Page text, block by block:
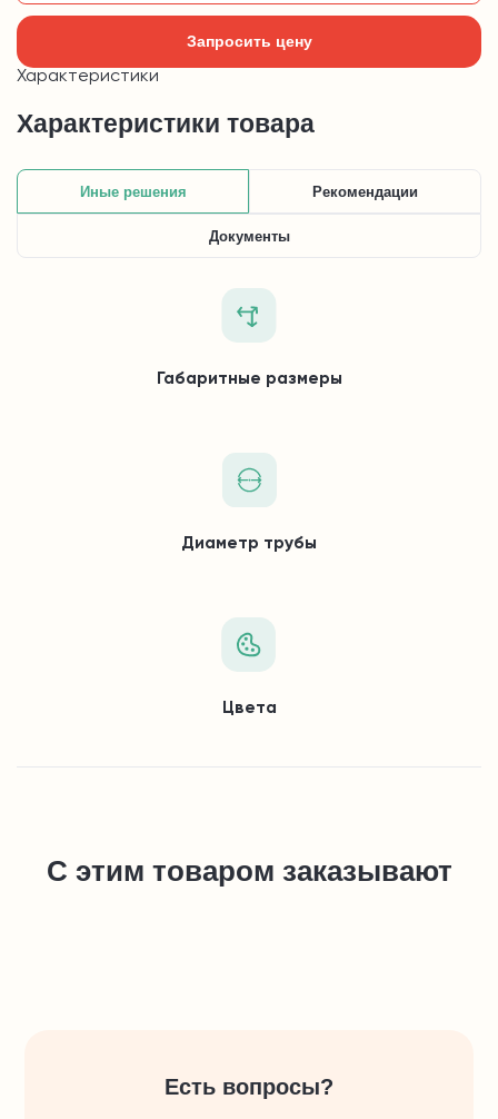
Запросить цену
Характеристики
Характеристики товара
Иные решения Рекомендации
Документы
Габаритные размеры
Диаметр трубы
Цвета
С этим товаром заказывают
Есть вопросы?